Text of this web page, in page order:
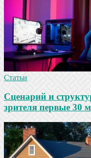
Статьи
Сценарий и
зрителя первые 30